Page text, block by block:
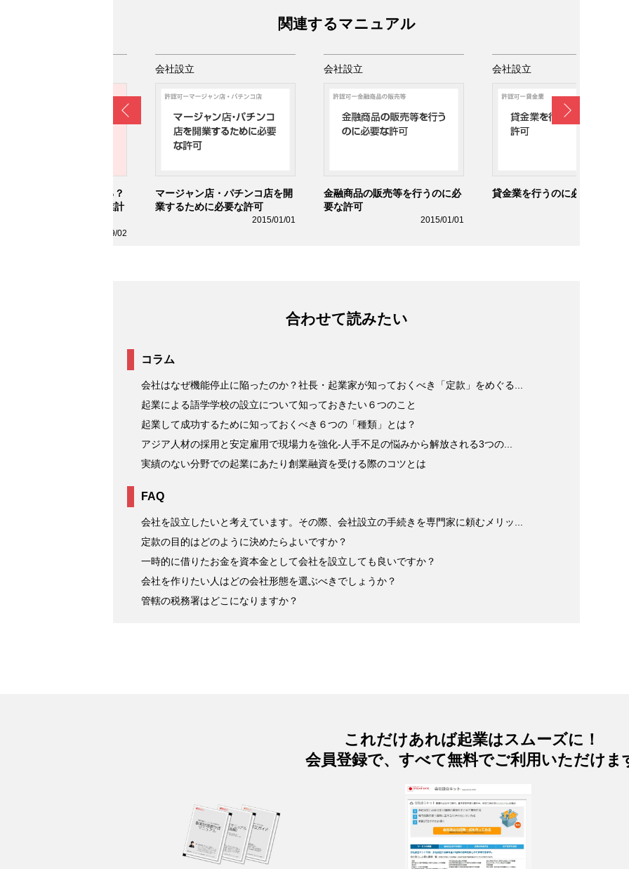
関連するマニュアル
したい！何からはじめる？
資金はいくら必要？事業計
2022/09/02
会社設立
マージャン店・パチンコ店を開
業するために必要な許可
2015/01/01
会社設立
金融商品の販売等を行うのに必
要な許可
2015/01/01
会社設立
貸金業を行うのに必要な許可
合わせて読みたい
コラム
会社はなぜ機能停止に陥ったのか？社長・起業家が知っておくべき「定款」をめぐる...
起業による語学学校の設立について知っておきたい６つのこと
起業して成功するために知っておくべき６つの「種類」とは？
アジア人材の採用と安定雇用で現場力を強化-人手不足の悩みから解放される3つの...
実績のない分野での起業にあたり創業融資を受ける際のコツとは
FAQ
会社を設立したいと考えています。その際、会社設立の手続きを専門家に頼むメリッ...
定款の目的はどのように決めたらよいですか？
一時的に借りたお金を資本金として会社を設立しても良いですか？
会社を作りたい人はどの会社形態を選ぶべきでしょうか？
管轄の税務署はどこになりますか？
これだけあれば起業はスムーズに！
会員登録で、すべて無料でご利用いただけま